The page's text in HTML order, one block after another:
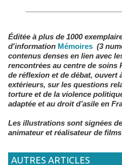
Éditée à plus de 1000 exemplaires, la revue
d'information Mémoires (3
contenus denses en lien avec
rencontrées au centre de soins
de réflexion et de débat, ouvert
extérieurs, sur les questions
torture et de la violence
adaptée et au droit d’asile en
Les illustrations sont signées
animateur et réalisateur de
AUTRES ARTICLES